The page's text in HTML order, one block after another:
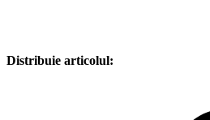
Distribuie articolul: